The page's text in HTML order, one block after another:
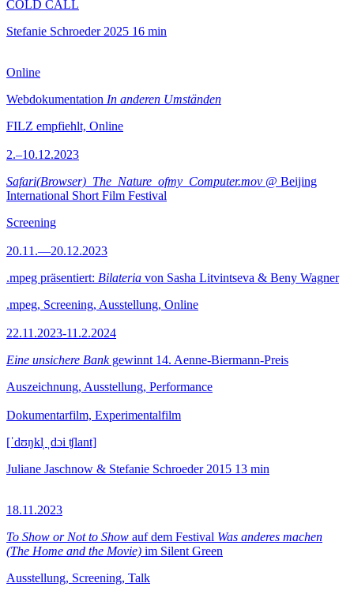
COLD CALL
Stefanie Schroeder 2025 16 min
Online
Webdokumentation In anderen Umständen
FILZ empfiehlt, Online
2.–10.12.2023
Safari(Browser)_The_Nature_ofmy_Computer.mov @ Beijing
International Short Film Festival
Screening
20.11.—20.12.2023
.mpeg präsentiert: Bilateria von Sasha Litvintseva & Beny Wagner
.mpeg, Screening, Ausstellung, Online
22.11.2023-11.2.2024
Eine unsichere Bankgewinnt 14. Aenne-Biermann-Preis
Auszeichnung, Ausstellung, Performance
Dokumentarfilm, Experimentalfilm
[ˈdʊŋkl̩ ˌdɔi ʧlant]
Juliane Jaschnow & Stefanie Schroeder 2015 13 min
18.11.2023
To Show or Not to Show auf dem Festival Was anderes machen
(The Home and the Movie) im Silent Green
Ausstellung, Screening, Talk